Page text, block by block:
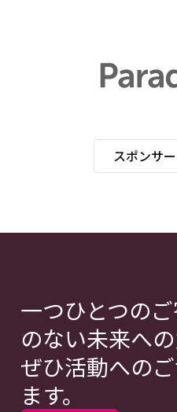
スポンサ
一つひとつの
のない未来への
ぜひ活動への
ます。